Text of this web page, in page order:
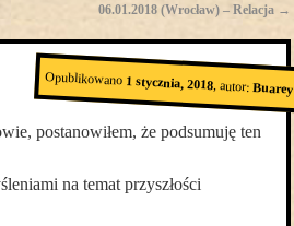
06.01.2018 (Wrocław) – Relacja →
Opublikowano 1 stycznia, 2018,autor:Buarey
postanowiłem, że podsumuję ten
na temat przyszłości